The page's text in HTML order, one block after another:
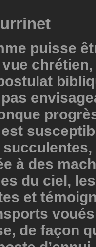
puisse
est
à des
du ciel,
et
de façon